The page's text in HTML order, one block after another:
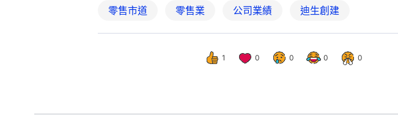
零售市道 零售業 公司業績 迪生創建
1 0 0 0 0